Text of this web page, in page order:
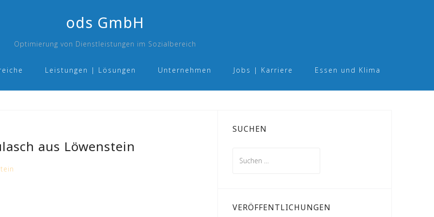
ods GmbH
Optimierung von Dienstleistungen im Sozialbereich
Leistungen | Lösungen Unternehmen Jobs | Karriere Essen und Klima
aus Löwenstein
SUCHEN
nach:
VERÖFFENTLICHUNGEN